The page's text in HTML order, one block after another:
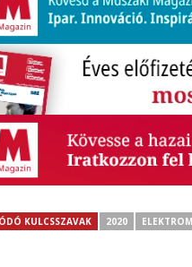
KULCSSZAVAK 2020